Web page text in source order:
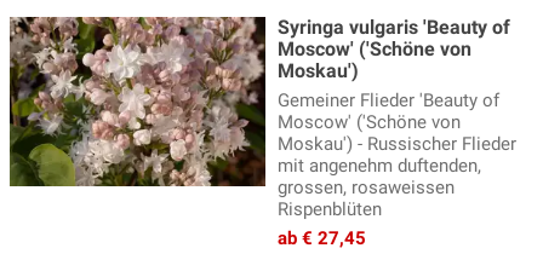
Syringa vulgaris 'Beauty of
Moscow' ('Schöne von
Moskau')
Gemeiner Flieder 'Beauty of
Moscow' ('Schöne von
Moskau') - Russischer Flieder
mit angenehm duftenden,
grossen, rosaweissen
Rispenblüten
ab € 27,45